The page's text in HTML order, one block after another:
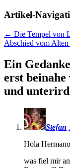
Artikel-
← Die Tempel von
Abschied vom
Ein
erst
und
Stefan
Hola
was fiel mir